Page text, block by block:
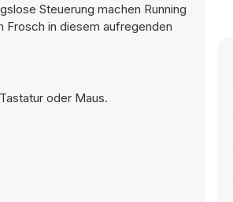
Steuerung machen Running
Frosch in diesem aufregenden
oder Maus.